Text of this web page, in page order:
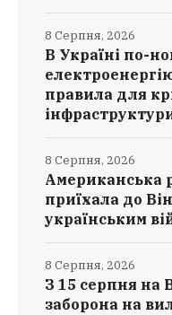
В Україні по-
правила для
8 Серпня, 2026
Американська
приїхала до
українським
8 Серпня, 2026
З 15 серпня на
заборона на
8 Серпня, 2026